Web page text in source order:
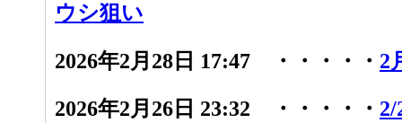
ウシ狙い
2026年2月28日 17:47 ・・・・・ 2
2026年2月26日 23:32 ・・・・・